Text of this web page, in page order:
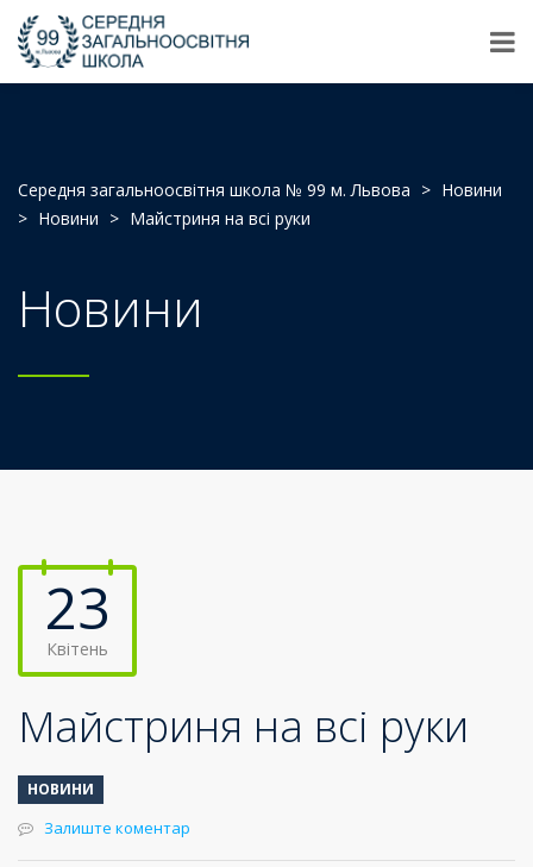
Середня загальноосвітня школа № 99 м. Львова > Новини
> Новини > Майстриня на всі руки
Новини
23
Квітень
Майстриня на всі руки
НОВИНИ
Залиште коментар